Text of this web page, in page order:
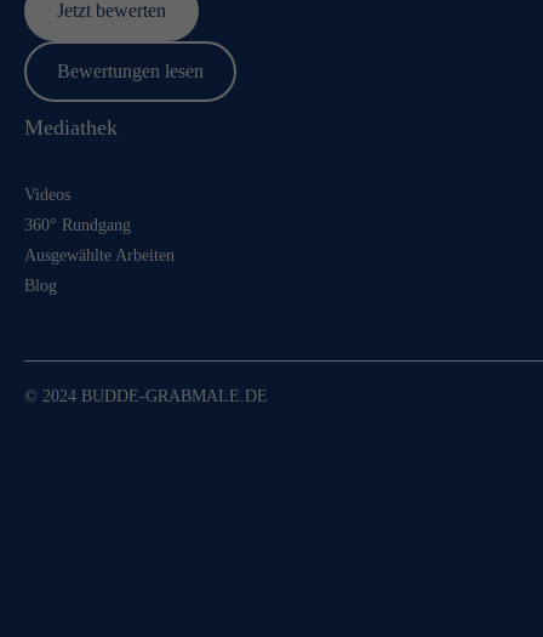
Jetzt bewerten
Bewertungen lesen
Mediathek
Videos
360° Rundgang
Ausgewählte Arbeiten
Blog
© 2024 BUDDE-GRABMALE.DE